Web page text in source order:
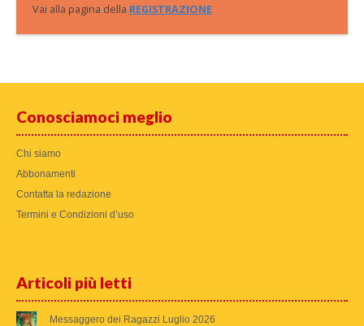
Vai alla pagina della REGISTRAZIONE
Conosciamoci meglio
Chi siamo
Abbonamenti
Contatta la redazione
Termini e Condizioni d’uso
Articoli più letti
Messaggero dei Ragazzi Luglio 2026